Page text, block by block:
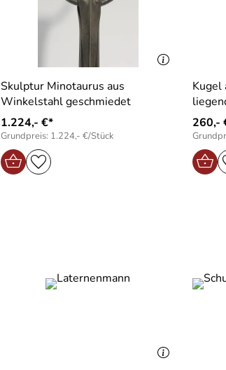
Skulptur Minotaurus aus
Winkelstahl geschmiedet
1.224,- €*
Grundpreis: 1.224,- €/Stück
Kugel
260,-